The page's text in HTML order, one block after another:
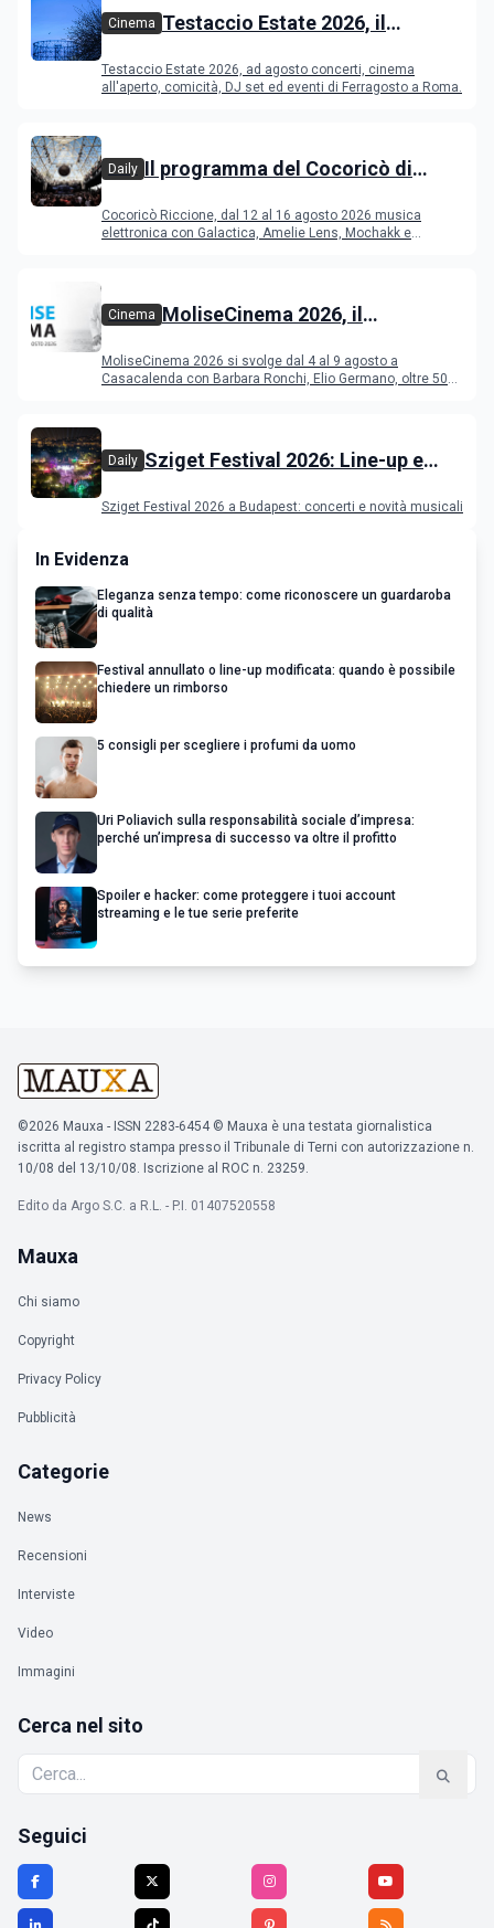
Cinema Testaccio Estate 2026, il
Ferragosto
Testaccio Estate 2026, ad agosto concerti, cinema
all'aperto, comicità, DJ set ed eventi di Ferragosto a Roma.
Daily Il programma del Cocoricò di
Cocoricò Riccione, dal 12 al 16 agosto 2026 musica
elettronica con Galactica, Amelie Lens, Mochakk e
Cinema MoliseCinema 2026, il
MoliseCinema 2026 si svolge dal 4 al 9 agosto a
Casacalenda con Barbara Ronchi, Elio Germano, oltre 50
Daily Sziget Festival 2026: Line-up e
Sziget Festival 2026 a Budapest: concerti e novità musicali
In Evidenza
Eleganza senza tempo: come riconoscere un guardaroba
di qualità
Festival annullato o line-up modificata: quando è possibile
chiedere un rimborso
5 consigli per scegliere i profumi da uomo
Uri Poliavich sulla responsabilità sociale d’impresa:
perché un’impresa di successo va oltre il profitto
Spoiler e hacker: come proteggere i tuoi account
streaming e le tue serie preferite
©2026 Mauxa - ISSN 2283-6454 © Mauxa è una testata giornalistica
iscritta al registro stampa presso il Tribunale di Terni con autorizzazione n.
10/08 del 13/10/08. Iscrizione al ROC n. 23259.
Edito da Argo S.C. a R.L. - P.I. 01407520558
Mauxa
Chi siamo
Copyright
Privacy Policy
Pubblicità
Categorie
News
Recensioni
Interviste
Video
Immagini
Cerca nel sito
Seguici